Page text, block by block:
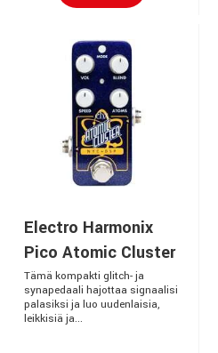
Electro Harmonix
Pico Atomic Cluster
Tämä kompakti glitch- ja
synapedaali hajottaa signaalisi
palasiksi ja luo uudenlaisia,
leikkisiä ja...